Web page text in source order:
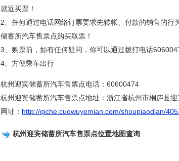
就近买票！
2、任何通过电话网络订票要求先转帐、付款的销售的
储蓄所汽车售票点购买取票！
3、购票前，如有任何疑问，你可以通过拨打电话
4、方便乘车出行
杭州迎宾储蓄所汽车售票点电话：60600474
杭州迎宾储蓄所汽车售票点地址：浙江省杭州市桐庐县
网址： http://qiche.cuowuyemian.com/shoupiaodian/
杭州迎宾储蓄所汽车售票点位置地图查询